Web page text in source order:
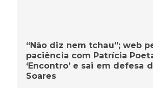
“Não diz nem tchau”; web
paciência com Patrícia
‘Encontro’ e sai em defesa
Soares